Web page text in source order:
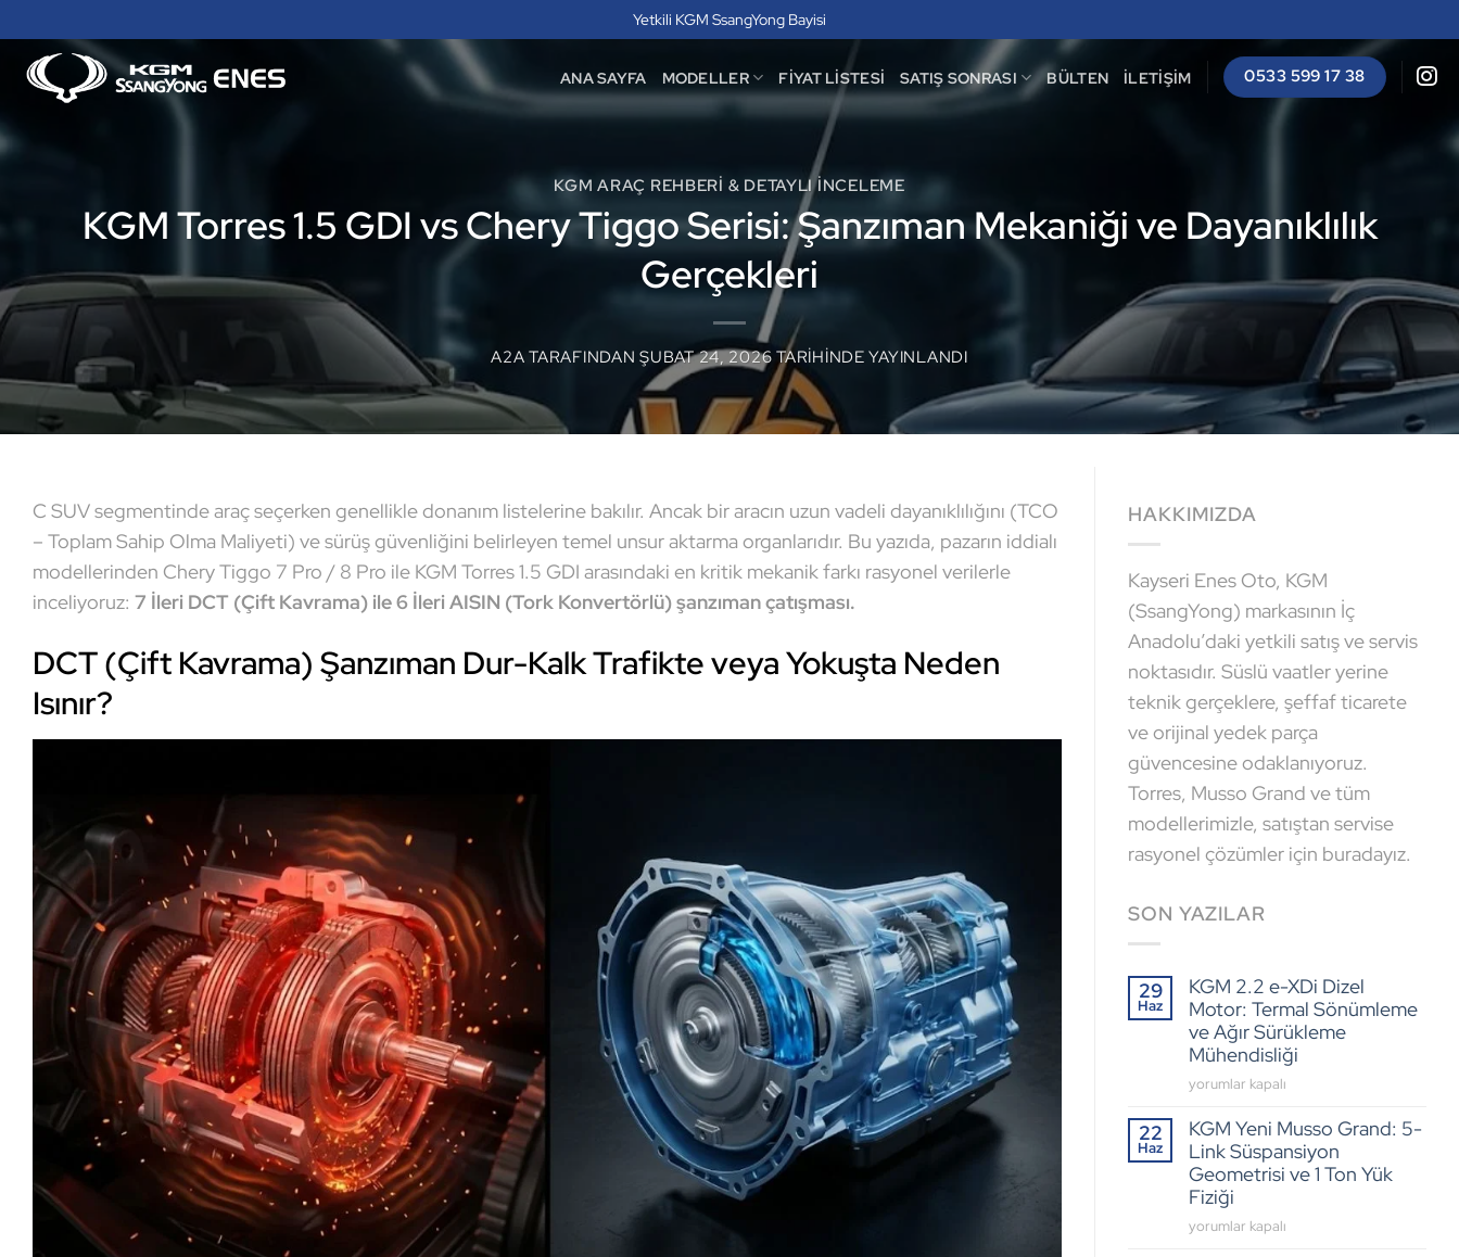
atla
Yetkili KGM SsangYong Bayisi
ANA SAYFA MODELLER FIYAT LISTESI SATIŞ SONRASI BÜLTEN İLETIŞIM 0533 599 17 38
KGM ARAÇ REHBERI & DETAYLI İNCELEME
KGM Torres 1.5 GDI vs Chery Tiggo Serisi: Şanzıman Mekaniği ve Dayanıklılık
Gerçekleri
A2A TARAFINDAN ŞUBAT 24, 2026 TARIHINDE YAYINLANDI
C SUV segmentinde araç seçerken genellikle donanım listelerine bakılır. Ancak bir aracın uzun vadeli dayanıklılığını (TCO
– Toplam Sahip Olma Maliyeti) ve sürüş güvenliğini belirleyen temel unsur aktarma organlarıdır. Bu yazıda, pazarın iddialı
modellerinden Chery Tiggo 7 Pro / 8 Pro ile KGM Torres 1.5 GDI arasındaki en kritik mekanik farkı rasyonel verilerle
inceliyoruz: 7 İleri DCT (Çift Kavrama) ile 6 İleri AISIN (Tork Konvertörlü) şanzıman çatışması.
DCT (Çift Kavrama) Şanzıman Dur-Kalk Trafikte veya Yokuşta Neden
Isınır?
HAKKIMIZDA
Kayseri Enes Oto, KGM
(SsangYong) markasının İç
Anadolu’daki yetkili satış ve servis
noktasıdır. Süslü vaatler yerine
teknik gerçeklere, şeffaf ticarete
ve orijinal yedek parça
güvencesine odaklanıyoruz.
Torres, Musso Grand ve tüm
modellerimizle, satıştan servise
rasyonel çözümler için buradayız.
SON YAZILAR
29
Haz
KGM 2.2 e-XDi Dizel
Motor: Termal Sönümleme
ve Ağır Sürükleme
Mühendisliği
KGM
e-
XDi
Dizel
Motor:
Termal
Sönümleme
yorumlar kapalı
22
Haz
KGM Yeni Musso Grand: 5-
Link Süspansiyon
Geometrisi ve 1 Ton Yük
Fiziği
KGM
yorumlar kapalı